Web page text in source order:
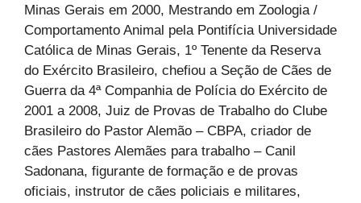
Minas Gerais em 2000, Mestrando em Zoologia /
Comportamento Animal pela Pontifícia Universidade
Católica de Minas Gerais, 1º Tenente da Reserva
do Exército Brasileiro, chefiou a Seção de Cães de
Guerra da 4ª Companhia de Polícia do Exército de
2001 a 2008, Juiz de Provas de Trabalho do Clube
Brasileiro do Pastor Alemão – CBPA, criador de
cães Pastores Alemães para trabalho – Canil
Sadonana, figurante de formação e de provas
oficiais, instrutor de cães policiais e militares,